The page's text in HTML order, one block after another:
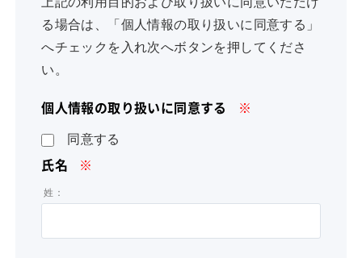
る場合は、「個人情報の取り扱いに同意する」
へチェックを入れ次へボタンを押してくださ
い。
個人情報の取り扱いに同意する ※
同意する
氏名 ※
姓：